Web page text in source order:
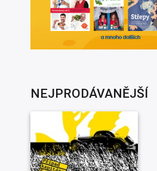
NEJPRODÁVANĚJŠÍ